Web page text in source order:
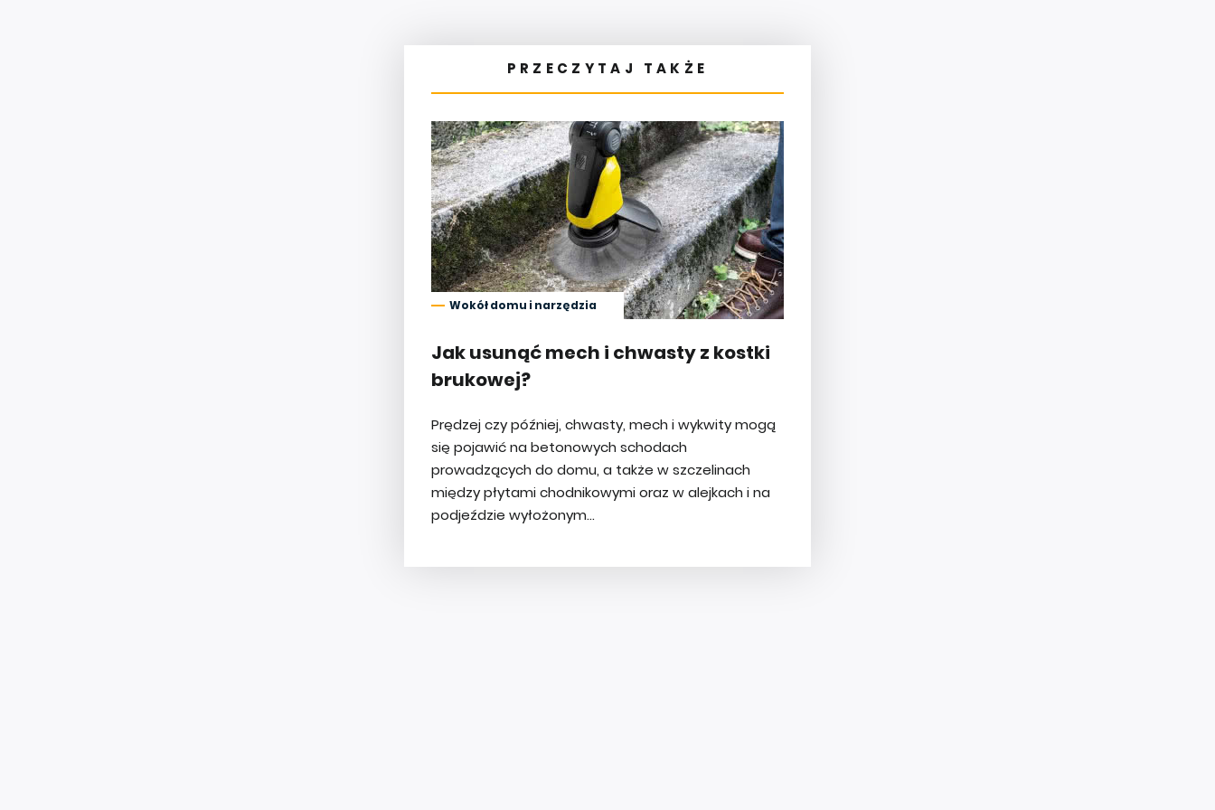
PRZECZYTAJ TAKŻE
Wokół domu i narzędzia
Jak usunąć mech i chwasty z kostki
brukowej?
Prędzej czy później, chwasty, mech i wykwity mogą
się pojawić na betonowych schodach
prowadzących do domu, a także w szczelinach
między płytami chodnikowymi oraz w alejkach i na
podjeździe wyłożonym...